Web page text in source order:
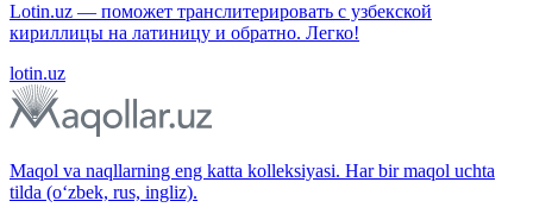
Lotin.uz — поможет транслитерировать с узбекской
кириллицы на латиницу и обратно. Легко!
lotin.uz
Maqol va naqllarning eng katta kolleksiyasi. Har bir maqol uchta
tilda (o‘zbek, rus, ingliz).